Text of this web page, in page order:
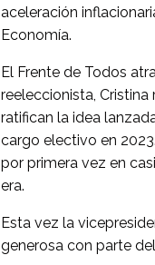
aceleración
Economía.
El Frente de Todos
reeleccionista,
ratifican la idea
cargo electivo en
por primera vez en
era.
Esta vez la
generosa con parte